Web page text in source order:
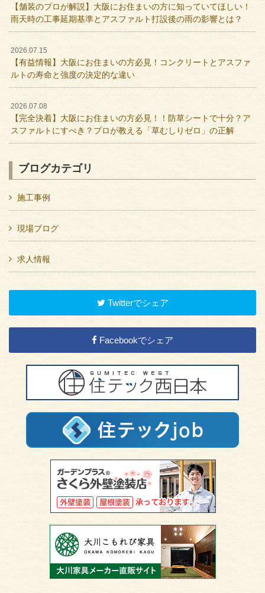
【舗装のプロが解説】大阪にお住まいの方に知っていてほしい！
雨天時の工事延期基準とアスファルト打設後の雨の影響とは？
2026.07.15
【有益情報】大阪にお住まいの方必見！コンクリートとアスファ
ルトの寿命と強度の決定的な違い
2026.07.08
【完全決着】大阪にお住まいの方必見！！防草シートで十分？ア
スファルトにすべき？プロが教える「草むしりゼロ」の正解
ブログカテゴリ
施工事例
現場ブログ
求人情報
Twitterでシェア
Facebookでシェア